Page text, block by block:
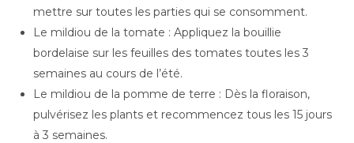
mettre sur toutes les parties qui se consomment.
Le mildiou de la tomate : Appliquez la bouillie
bordelaise sur les feuilles des tomates toutes les 3
semaines au cours de l’été.
Le mildiou de la pomme de terre : Dès la floraison,
pulvérisez les plants et recommencez tous les 15 jours
à 3 semaines.